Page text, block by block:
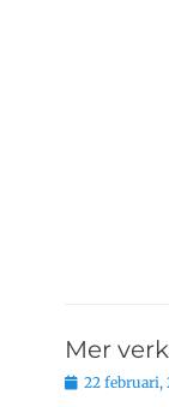
Mer
Publicerat
22 februari,